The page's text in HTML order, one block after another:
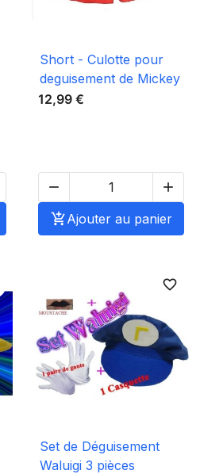
Short - Culotte pour
deguisement de Mickey
12,99 €


Ajouter au panier
favorite_border
Set de Déguisement
Waluigi 3 pièces